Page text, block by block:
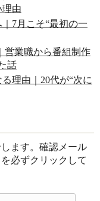
理由
7月こそ“最初の一
営業職から番組制作
話
理由｜20代が“次に
ます。確認メール
必ずクリックして